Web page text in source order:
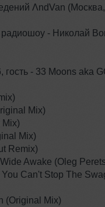
ΛndVan
- Николай
- 33 Moons aka
Mix)
Mix)
Mix)
Remix)
Awake (Oleg
Can't Stop The
(Original Mix)